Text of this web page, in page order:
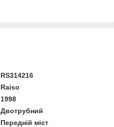
RS314216
Raiso
1998
Двотрубний
Передній міст